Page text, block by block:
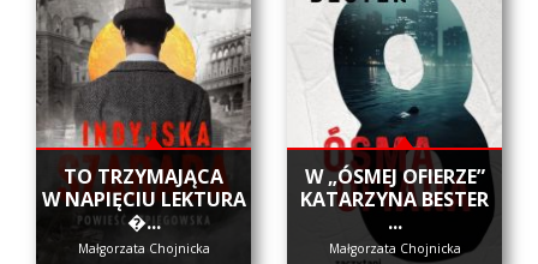
​TO TRZYMAJĄCA
W NAPIĘCIU LEKTURA
�...
Małgorzata Chojnicka
W „ÓSMEJ OFIERZE”
KATARZYNA BESTER
...
Małgorzata Chojnicka